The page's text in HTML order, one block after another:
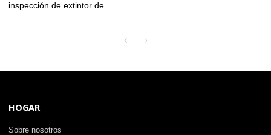
inspección de extintor de
HOGAR
Sobre nosotros